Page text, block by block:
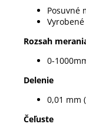
Posuvné
Rozsah
0-
Delenie
0,01 mm
Čeľuste